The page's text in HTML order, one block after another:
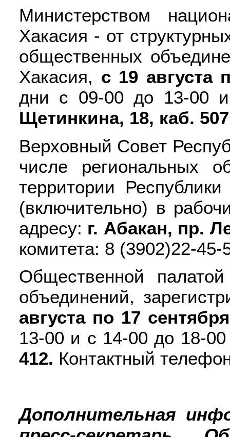
Министерством
Хакасия - от
общественных
Хакасия, с 19 августа
дни с 09-00 до 13-00
Щетинкина, 18, каб. 507
Верховный Совет
числе региональных
территории
(включительно) в
адресу: г. Абакан, пр.
комитета: 8 (3902)22-45-
Общественной
объединений,
августа по 17
13-00 и с 14-00 до 18-
412. Контактный
Дополнительная